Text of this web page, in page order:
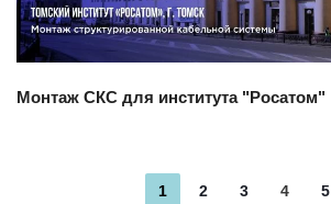
Монтаж СКС для института "Росатом"
1 2 3 4 5